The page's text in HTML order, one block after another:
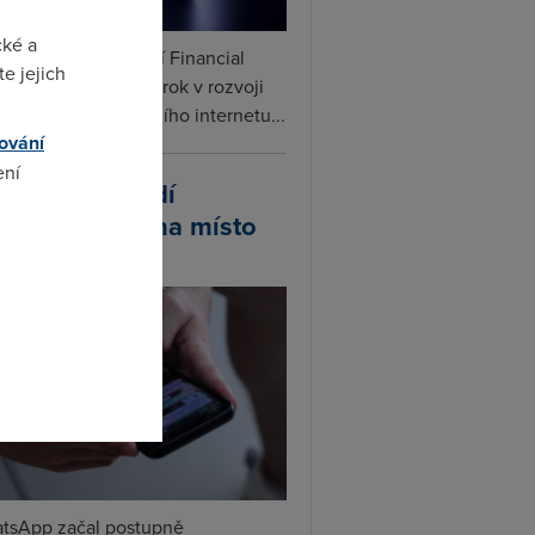
podle informací Financial
připravuje další krok v rozvoji
Vedle satelitního internetu...
zavádí
jména místo
začal postupně
a
jejich